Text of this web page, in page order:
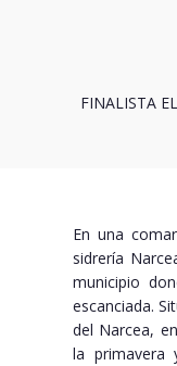
FINALISTA
En una
sidrería
municipio
escanciada.
del Narcea,
la primavera